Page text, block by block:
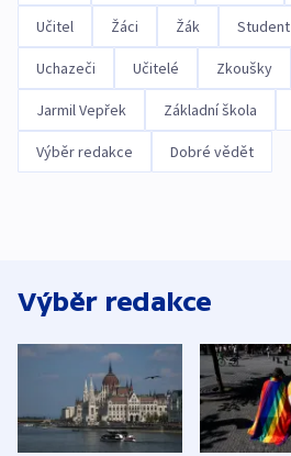
Učitel Žáci Žák Student
Uchazeči Učitelé Zkoušky
Jarmil Vepřek Základní škola
Výběr redakce Dobré vědět
Výběr redakce